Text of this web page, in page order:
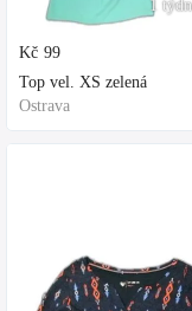
1
Kč 99
Top vel. XS zelená
Ostrava